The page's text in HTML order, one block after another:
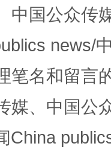
中国公众传
news/
笔名和留言
媒、中国公
China